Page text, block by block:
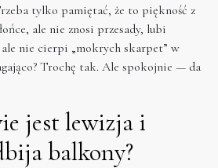
tylko pamiętać, że to piękność z
ale nie znosi przesady, lubi
ale nie cierpi „mokrych skarpet” w
Trochę tak. Ale spokojnie — da
jest lewizja i
balkony?